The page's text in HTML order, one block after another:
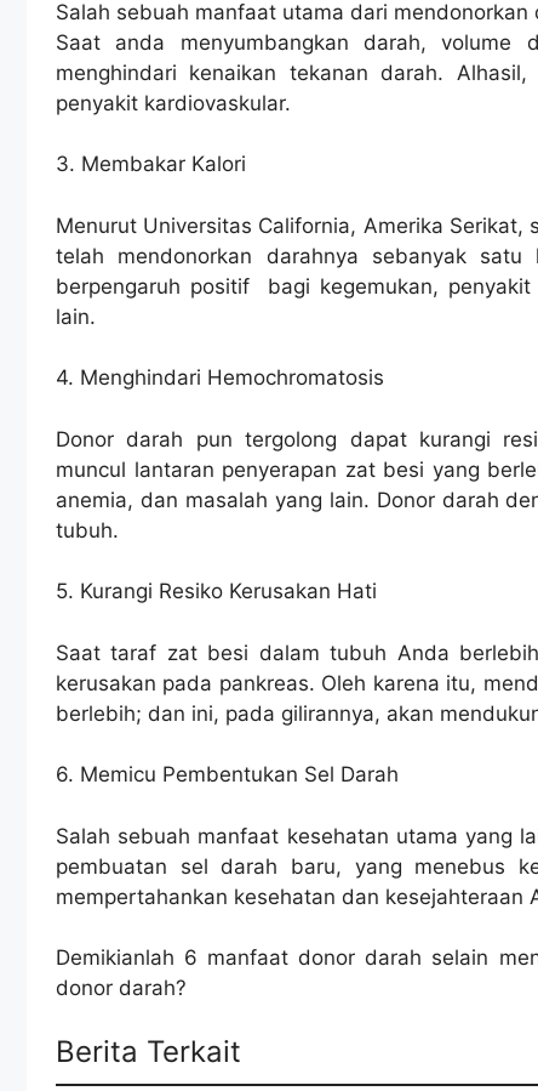
Salah sebuah manfaat utama dari
Saat anda menyumbangkan darah,
menghindari kenaikan tekanan darah.
penyakit kardiovaskular.
3. Membakar Kalori
Menurut Universitas California, Amerika
telah mendonorkan darahnya sebanyak
berpengaruh positif bagi kegemukan,
lain.
4. Menghindari Hemochromatosis
Donor darah pun tergolong dapat kurangi
muncul lantaran penyerapan zat besi yang
anemia, dan masalah yang lain. Donor darah
tubuh.
5. Kurangi Resiko Kerusakan Hati
Saat taraf zat besi dalam tubuh Anda
kerusakan pada pankreas. Oleh karena itu,
berlebih; dan ini, pada gilirannya, akan
6. Memicu Pembentukan Sel Darah
Salah sebuah manfaat kesehatan utama yang
pembuatan sel darah baru, yang menebus
mempertahankan kesehatan dan kesejahteraan
Demikianlah 6 manfaat donor darah selain
donor darah?
Berita Terkait